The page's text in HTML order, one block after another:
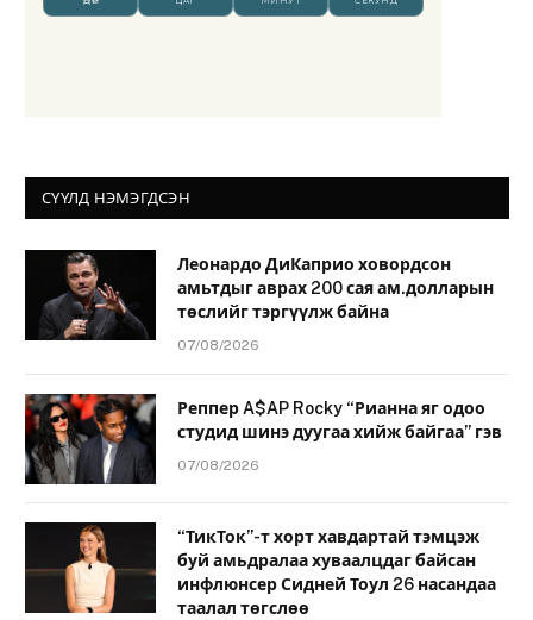
СҮҮЛД НЭМЭГДСЭН
Леонардо ДиКаприо ховордсон
амьтдыг аврах 200 сая ам.долларын
төслийг тэргүүлж байна
07/08/2026
Реппер A$AP Rocky “Рианна яг одоо
студид шинэ дуугаа хийж байгаа” гэв
07/08/2026
“ТикТок”-т хорт хавдартай тэмцэж
буй амьдралаа хуваалцдаг байсан
инфлюнсер Сидней Тоул 26 насандаа
таалал төгслөө